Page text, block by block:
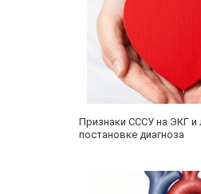
Признаки СССУ на ЭКГ и
постановке диагноза